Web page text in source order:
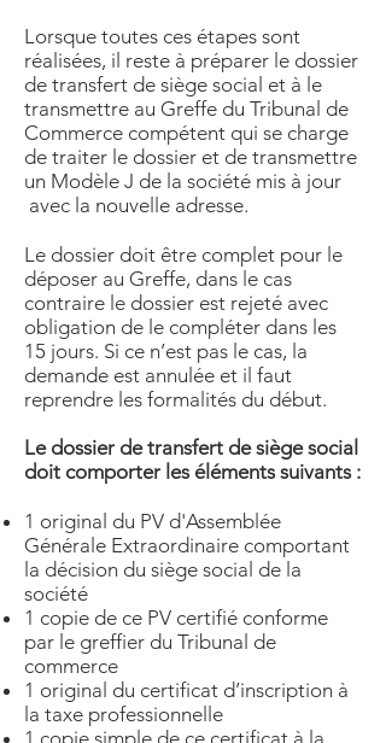
Lorsque toutes ces étapes sont
réalisées, il reste à préparer le dossier
de transfert de siège social et à le
transmettre au Greffe du Tribunal de
Commerce compétent qui se charge
de traiter le dossier et de transmettre
un Modèle J de la société mis à jour
avec la nouvelle adresse.
Le dossier doit être complet pour le
déposer au Greffe, dans le cas
contraire le dossier est rejeté avec
obligation de le compléter dans les
15 jours. Si ce n’est pas le cas, la
demande est annulée et il faut
reprendre les formalités du début.
Le dossier de transfert de siège social
doit comporter les éléments suivants :​
1 original du PV d'Assemblée
Générale Extraordinaire comportant
la décision du siège social de la
société
1 copie de ce PV certifié conforme
par le greffier du Tribunal de
commerce
1 original du certificat d’inscription à
la taxe professionnelle
1 copie simple de ce certificat à la